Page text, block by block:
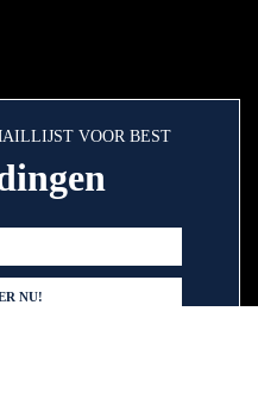
VOOR BEST